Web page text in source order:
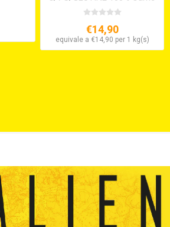
Italiana
€14,90
equivale a €14,90 per 1 kg(s)